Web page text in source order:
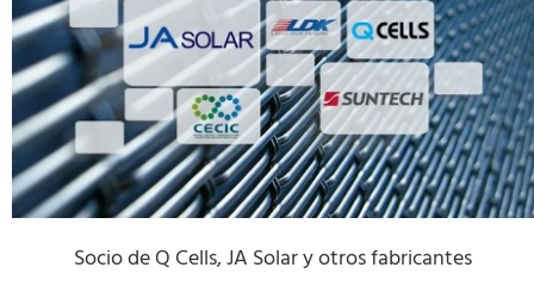
Socio de Q Cells, JA Solar y otros fabricantes